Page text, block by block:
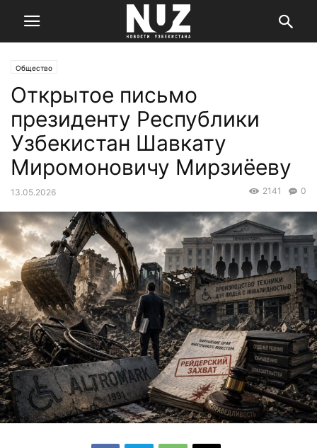
Общество
Открытое письмо
президенту Республики
Узбекистан Шавкату
Миромоновичу Мирзиёеву
13.05.2026 0
2141